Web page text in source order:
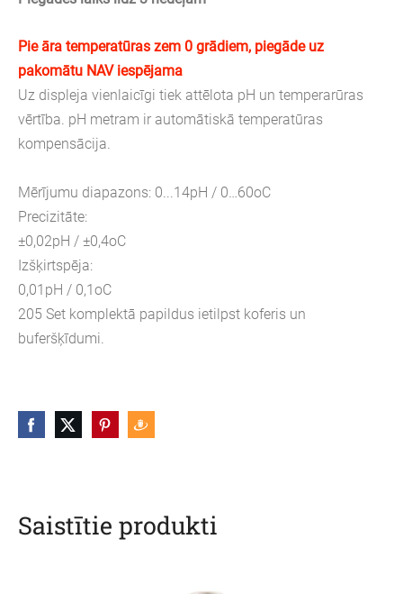
Pie āra temperatūras zem 0 grādiem, piegāde uz
pakomātu NAV iespējama
Uz displeja vienlaicīgi tiek attēlota pH un temperarūras
vērtība. pH metram ir automātiskā temperatūras
kompensācija.
Mērījumu diapazons: 0...14pH / 0…60oC
Precizitāte:
±0,02pH / ±0,4oC
Izšķirtspēja:
0,01pH / 0,1oC
205 Set komplektā papildus ietilpst koferis un
buferšķīdumi.
Saistītie produkti